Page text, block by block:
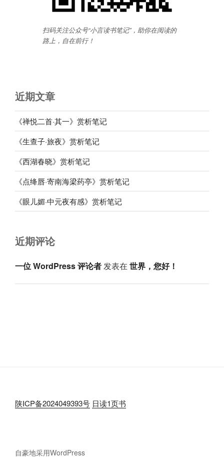
扫码关注公众号“小言读书笔记”，助你在阅读的
路上，自在前行！
近期文章
《禅悦二首·其一》赏析笔记
《生查子·旅夜》赏析笔记
《西湖春晓》赏析笔记
《点绛唇·寄南海梁药亭》赏析笔记
《眼儿媚·中元夜有感》赏析笔记
近期评论
一位 WordPress 评论者发表在 世界，您好！
陕ICP备2024049393号 日读1页书
自豪地采用WordPress